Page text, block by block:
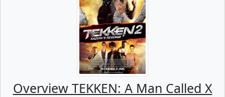
Overview TEKKEN: A Man Called X